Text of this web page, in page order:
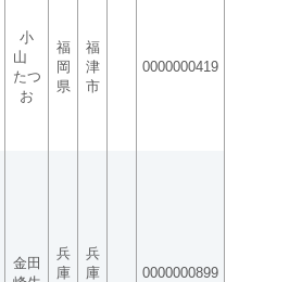
小
山
たつ
お
福
岡
県
福
津
市
0000000419
金田
兵
庫
兵
庫
0000000899